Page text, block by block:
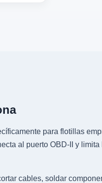
para flotillas
al puerto OBD-II y limita
cables, soldar